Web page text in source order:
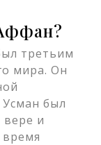
третьим
мира. Он
был
вере и